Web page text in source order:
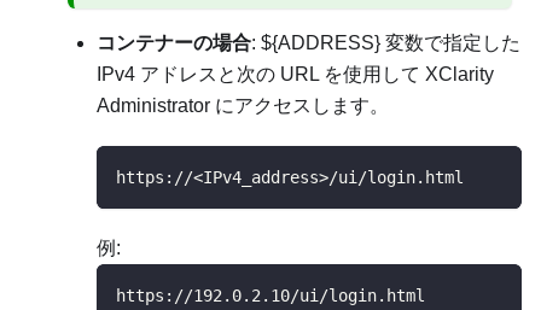
コンテナーの場合: ${ADDRESS} 変数で指定した
IPv4 アドレスと次の URL を使用して XClarity
Administrator にアクセスします。
https://<IPv4_address>/ui/login.html
例:
https://192.0.2.10/ui/login.html